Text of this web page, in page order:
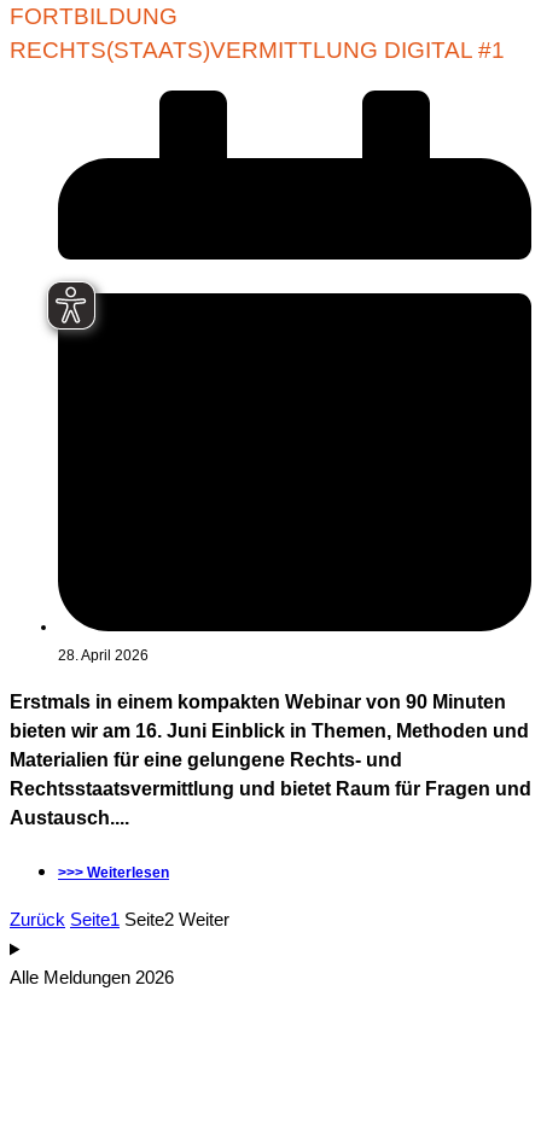
FORTBILDUNG
RECHTS(STAATS)VERMITTLUNG DIGITAL #1
28. April 2026
Erstmals in einem kompakten Webinar von 90 Minuten
bieten wir am 16. Juni Einblick in Themen, Methoden und
Materialien für eine gelungene Rechts- und
Rechtsstaatsvermittlung und bietet Raum für Fragen und
Austausch....
>>> Weiterlesen
Zurück Seite1 Seite2 Weiter
Alle Meldungen 2026